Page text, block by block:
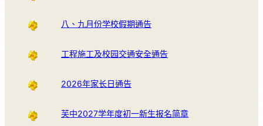
八、九月份学校假期通告
工程施工及校园交通安全通告
2026年家长日通告
芙中2027学年度初一新生报名简章